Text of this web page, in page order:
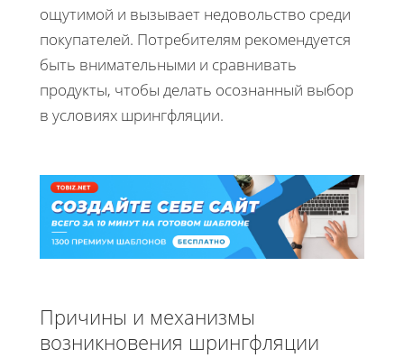
ощутимой и вызывает недовольство среди
покупателей. Потребителям рекомендуется
быть внимательными и сравнивать
продукты, чтобы делать осознанный выбор
в условиях шрингфляции.
Причины и механизмы
возникновения шрингфляции